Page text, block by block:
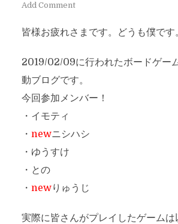
Add Comment
皆様お疲れさまです。どうも僕です
2019/02/09に行われたボードゲー
動ブログです。
今回参加メンバー！
・イモティ
・ newニシハシ
・ゆうすけ
・との
・ newりゅうじ
実際に皆さんがプレイしたゲームは